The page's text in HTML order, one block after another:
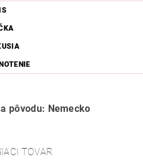
pôvodu: Nemecko
TOVAR